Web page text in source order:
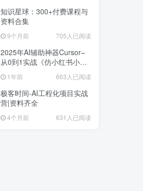
知识星球：300+付费课程与
资料合集
9个月前 705人已阅读
2025年AI辅助神器Cursor–
从0到1实战《仿小红书小程
序》1年前 663人已阅读
极客时间-AI工程化项目实战
营|资料齐全
4个月前 631人已阅读